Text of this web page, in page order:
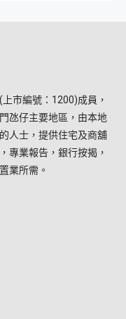
市編號：1200)成員，
氹仔主要地區，由本地
人士，提供住宅及商舖
專業報告，銀行按揭，
業所需。